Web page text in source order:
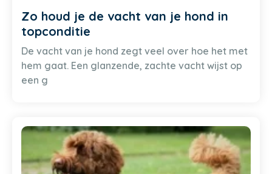
Zo houd je de vacht van je hond in
topconditie
De vacht van je hond zegt veel over hoe het met
hem gaat. Een glanzende, zachte vacht wijst op
een g